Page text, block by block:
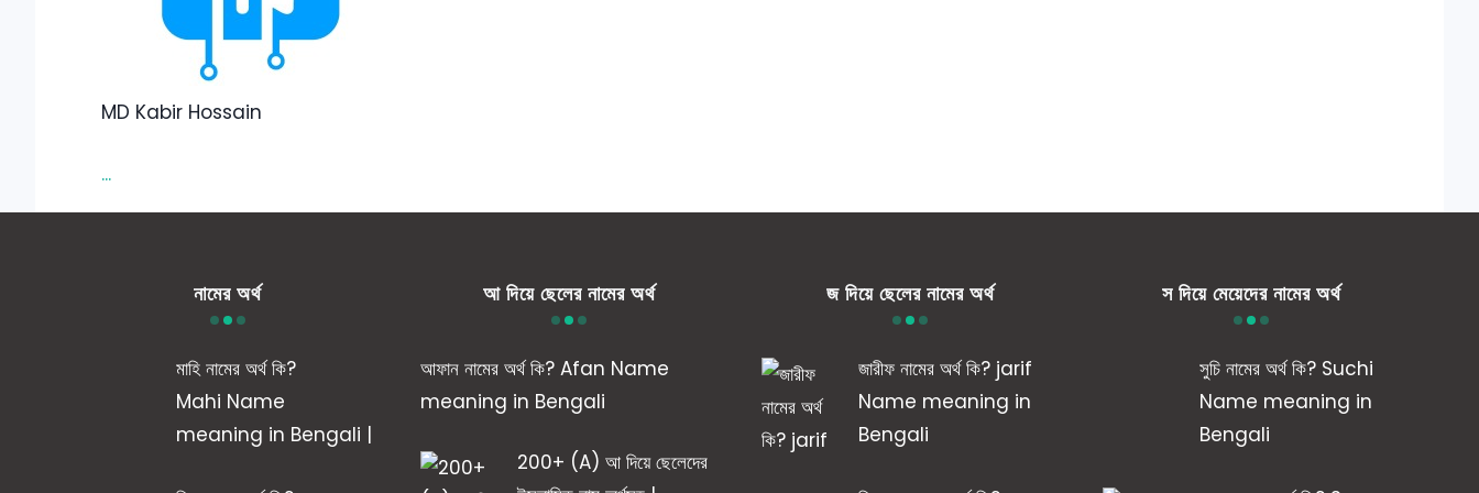
MD Kabir Hossain
...
নামের অর্থ
মাহি নামের অর্থ কি?
Mahi Name
meaning in Bengali |
আ দিয়ে ছেলের নামের অর্থ
আফান নামের অর্থ কি? Afan Name
meaning in Bengali
200+ (A) আ দিয়ে ছেলেদের
জ দিয়ে ছেলের নামের অর্থ
জারীফ নামের অর্থ কি? jarif
Name meaning in
Bengali
স দিয়ে মেয়েদের নামের অর্থ
সুচি নামের অর্থ কি? Suchi
Name meaning in
Bengali